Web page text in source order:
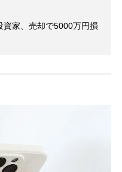
資家、売却で5000万円損